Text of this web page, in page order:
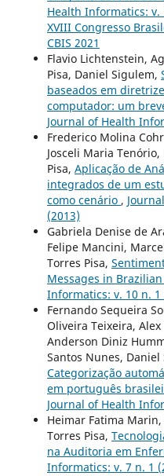
Health Informatics: v.
XVIII Congresso
CBIS 2021
Flavio Lichtenstein,
Pisa, Daniel Sigulem,
baseados em
computador: um
Journal of Health
Frederico Molina
Josceli Maria
Pisa, Aplicação de
integrados de um
como cenário ,
(2013)
Gabriela Denise de
Felipe Mancini,
Torres Pisa,
Messages in
Informatics: v. 10 n. 1
Fernando Sequeira
Oliveira Teixeira, Alex
Anderson Diniz
Santos Nunes,
Categorização
em português
Journal of Health
Heimar Fatima
Torres Pisa,
na Auditoria em
Informatics: v. 7 n. 1